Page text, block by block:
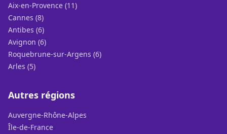
Aix-en-Provence (11)
Cannes (8)
Antibes (6)
Avignon (6)
Roquebrune-sur-Argens (6)
Arles (5)
Autres régions
Auvergne-Rhône-Alpes
Île-de-France